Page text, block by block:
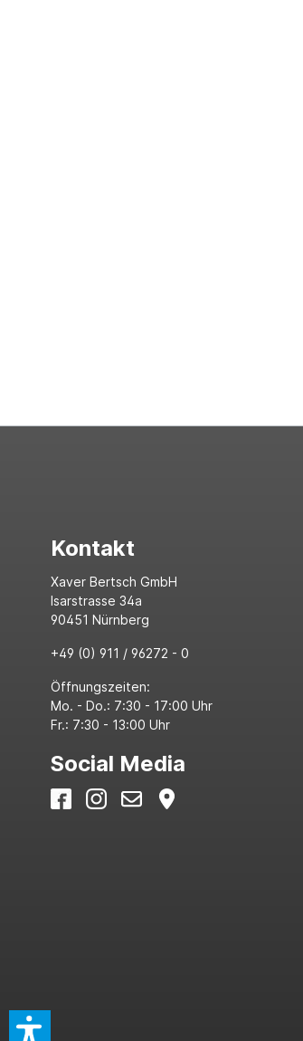
Kontakt
Xaver Bertsch GmbH
Isarstrasse 34a
90451 Nürnberg
+49 (0) 911 / 96272 - 0
Öffnungszeiten:
Mo. - Do.: 7:30 - 17:00 Uhr
Fr.: 7:30 - 13:00 Uhr
Social Media